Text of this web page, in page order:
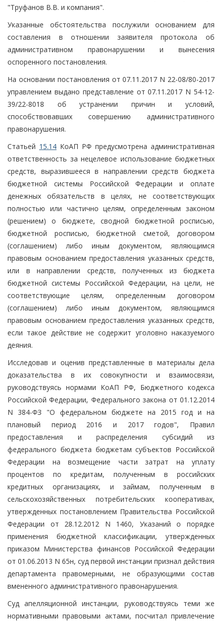
"Труфанов В.В. и компания".
Указанные обстоятельства послужили основанием для
составления в отношении заявителя протокола об
административном правонарушении и вынесения
оспоренного постановления.
На основании постановления от 07.11.2017 N 22-08/80-2017
управлением выдано представление от 07.11.2017 N 54-12-
39/22-8018 об устранении причин и условий,
способствовавших совершению административного
правонарушения.
Статьей 15.14 КоАП РФ предусмотрена административная
ответственность за нецелевое использование бюджетных
средств, выразившееся в направлении средств бюджета
бюджетной системы Российской Федерации и оплате
денежных обязательств в целях, не соответствующих
полностью или частично целям, определенным законом
(решением) о бюджете, сводной бюджетной росписью,
бюджетной росписью, бюджетной сметой, договором
(соглашением) либо иным документом, являющимся
правовым основанием предоставления указанных средств,
или в направлении средств, полученных из бюджета
бюджетной системы Российской Федерации, на цели, не
соответствующие целям, определенным договором
(соглашением) либо иным документом, являющимся
правовым основанием предоставления указанных средств,
если такое действие не содержит уголовно наказуемого
деяния.
Исследовав и оценив представленные в материалы дела
доказательства в их совокупности и взаимосвязи,
руководствуясь нормами КоАП РФ, Бюджетного кодекса
Российской Федерации, Федерального закона от 01.12.2014
N 384-ФЗ "О федеральном бюджете на 2015 год и на
плановый период 2016 и 2017 годов", Правил
предоставления и распределения субсидий из
федерального бюджета бюджетам субъектов Российской
Федерации на возмещение части затрат на уплату
процентов по кредитам, полученным в российских
кредитных организациях, и займам, полученным в
сельскохозяйственных потребительских кооперативах,
утвержденных постановлением Правительства Российской
Федерации от 28.12.2012 N 1460, Указаний о порядке
применения бюджетной классификации, утвержденных
приказом Министерства финансов Российской Федерации
от 01.06.2013 N 65н, суд первой инстанции признал действия
департамента правомерными, не образующими состав
вмененного административного правонарушения.
Суд апелляционной инстанции, руководствуясь теми же
нормативными правовыми актами, посчитал привлечение